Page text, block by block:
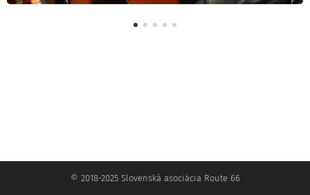
© 2018-2025 Slovenská asociácia Route 66